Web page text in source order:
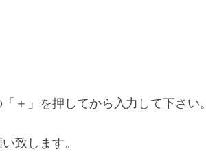
＋」を押してから入力して下さい。
致します。